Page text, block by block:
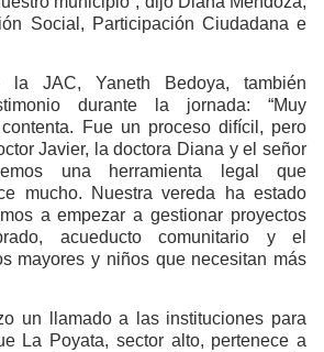
Social, Participación Ciudadana e
la JAC, Yaneth Bedoya, también
durante la jornada: “Muy
Fue un proceso difícil, pero
Javier, la doctora Diana y el señor
una herramienta legal que
mucho. Nuestra vereda ha estado
a empezar a gestionar proyectos
acueducto comunitario y el
mayores y niños que necesitan más
un llamado a las instituciones para
La Poyata, sector alto, pertenece a